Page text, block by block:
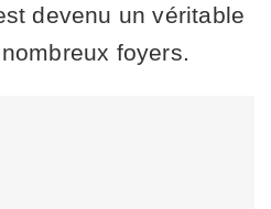
devenu un véritable
foyers.